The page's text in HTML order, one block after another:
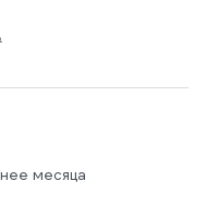
месяца